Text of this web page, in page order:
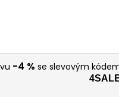
-4 % se slevovým